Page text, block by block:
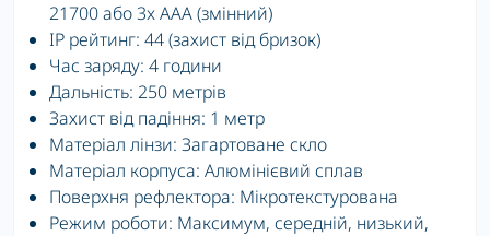
21700 або 3x AAA (змінний)
IP рейтинг: 44 (захист від бризок)
Час заряду: 4 години
Дальність: 250 метрів
Захист від падіння: 1 метр
Матеріал лінзи: Загартоване скло
Матеріал корпуса: Алюмінієвий сплав
Поверхня рефлектора: Мікротекстурована
Режим роботи: Максимум, середній, низький,